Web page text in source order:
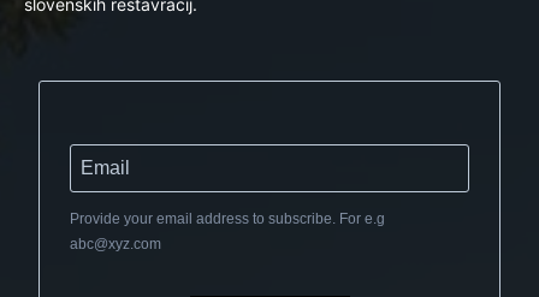
Provide your email address to subscribe. For e.g
abc@xyz.com